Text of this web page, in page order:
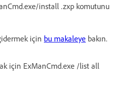
install .zxp komutunu
için bu makaleye bakın.
için ExManCmd.exe /list all